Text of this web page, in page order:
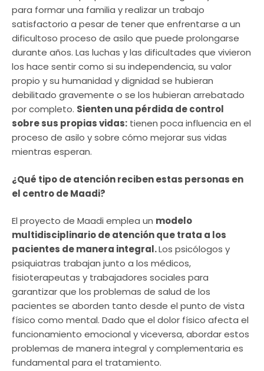
para formar una familia y realizar un trabajo
satisfactorio a pesar de tener que enfrentarse a un
dificultoso proceso de asilo que puede prolongarse
durante años. Las luchas y las dificultades que vivieron
los hace sentir como si su independencia, su valor
propio y su humanidad y dignidad se hubieran
debilitado gravemente o se los hubieran arrebatado
por completo. Sienten una pérdida de control
sobre sus propias vidas: tienen poca influencia en el
proceso de asilo y sobre cómo mejorar sus vidas
mientras esperan.
¿Qué tipo de atención reciben estas personas en
el centro de Maadi?
El proyecto de Maadi emplea un modelo
multidisciplinario de atención que trata a los
pacientes de manera integral.Los psicólogos y
psiquiatras trabajan junto a los médicos,
fisioterapeutas y trabajadores sociales para
garantizar que los problemas de salud de los
pacientes se aborden tanto desde el punto de vista
físico como mental. Dado que el dolor físico afecta el
funcionamiento emocional y viceversa, abordar estos
problemas de manera integral y complementaria es
fundamental para el tratamiento.